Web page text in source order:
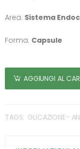
Area: Sistema
Forma: Capsule
AGGIUNGI AL
TAGS: GLICAZIONE-